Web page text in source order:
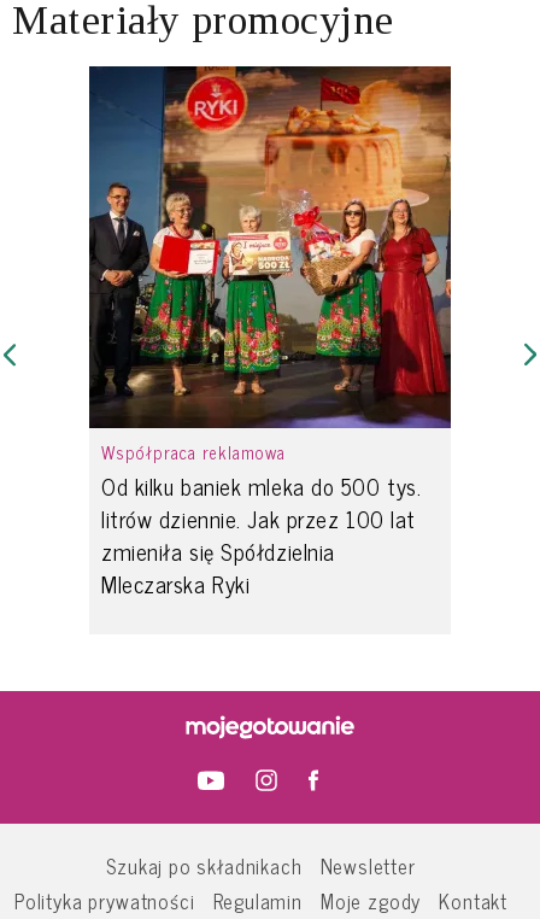
Materiały promocyjne
Współpraca reklamowa
Od kilku baniek mleka do 500 tys.
litrów dziennie. Jak przez 100 lat
zmieniła się Spółdzielnia
Mleczarska Ryki
Szukaj po składnikach
Newsletter
Polityka prywatności
Regulamin Moje zgody Kontakt